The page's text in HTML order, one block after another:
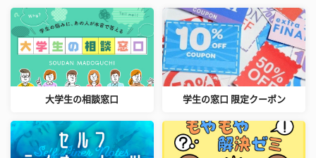
大学生の相談窓口 学生の窓口 限定クーポン